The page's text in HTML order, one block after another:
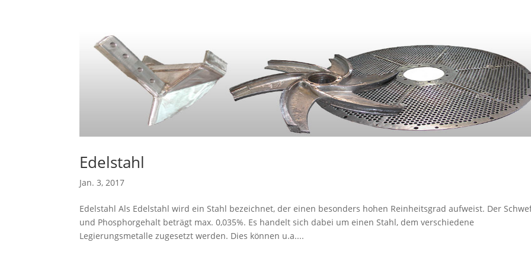
Edelstahl
Jan. 3, 2017
Edelstahl Als Edelstahl wird ein Stahl bezeichnet, der einen besonders hohen Reinheitsgrad aufweist. Der
und Phosphorgehalt beträgt max. 0,035%. Es handelt sich dabei um einen Stahl, dem verschiedene
Legierungsmetalle zugesetzt werden. Dies können u.a....